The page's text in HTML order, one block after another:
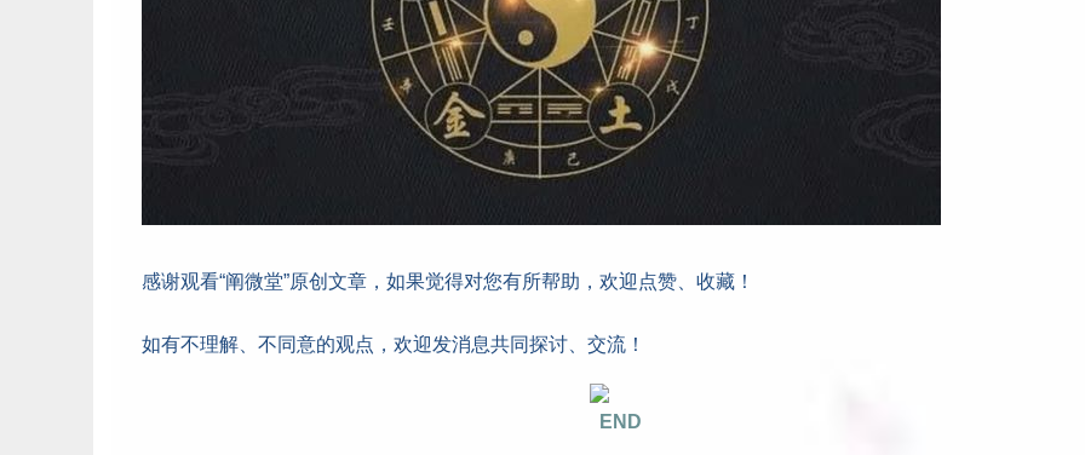
感谢观看“阐微堂”原创文章，如果觉得对您有所帮助，欢迎点赞、收藏！
如有不理解、不同意的观点，欢迎发消息共同探讨、交流！
END